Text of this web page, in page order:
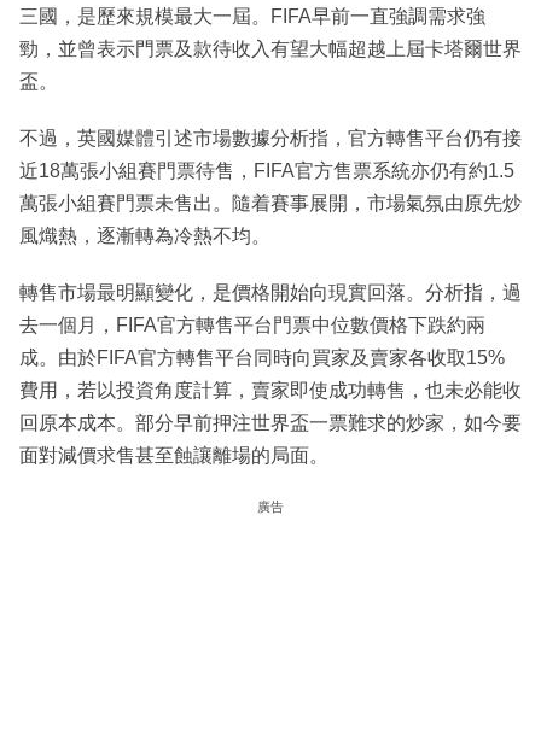
三國，是歷來規模最大一屆。FIFA早前一直強調需求強
勁，並曾表示門票及款待收入有望大幅超越上屆卡塔爾世界
盃。
不過，英國媒體引述市場數據分析指，官方轉售平台仍有接
近18萬張小組賽門票待售，FIFA官方售票系統亦仍有約1.5
萬張小組賽門票未售出。隨着賽事展開，市場氣氛由原先炒
風熾熱，逐漸轉為冷熱不均。
轉售市場最明顯變化，是價格開始向現實回落。分析指，過
去一個月，FIFA官方轉售平台門票中位數價格下跌約兩
成。由於FIFA官方轉售平台同時向買家及賣家各收取15%
費用，若以投資角度計算，賣家即使成功轉售，也未必能收
回原本成本。部分早前押注世界盃一票難求的炒家，如今要
面對減價求售甚至蝕讓離場的局面。
廣告